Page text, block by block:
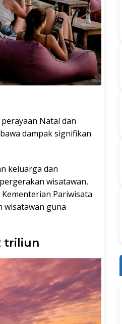
Natal dan
dampak signifikan
keluarga dan
wisatawan,
Pariwisata
wisatawan guna
triliun